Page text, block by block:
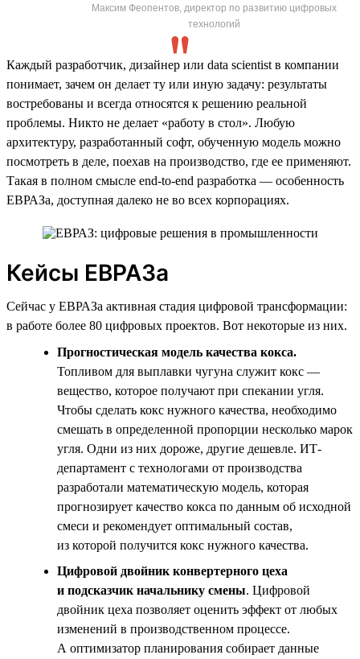
Максим Феопентов, директор по развитию цифровых
технологий
Каждый разработчик, дизайнер или data scientist в компании
понимает, зачем он делает ту или иную задачу: результаты
востребованы и всегда относятся к решению реальной
проблемы. Никто не делает «работу в стол». Любую
архитектуру, разработанный софт, обученную модель можно
посмотреть в деле, поехав на производство, где ее применяют.
Такая в полном смысле end-to-end разработка — особенность
ЕВРАЗа, доступная далеко не во всех корпорациях.
Кейсы ЕВРАЗа
Сейчас у ЕВРАЗа активная стадия цифровой трансформации:
в работе более 80 цифровых проектов. Вот некоторые из них.
Прогностическая модель качества кокса.
Топливом для выплавки чугуна служит кокс —
вещество, которое получают при спекании угля.
Чтобы сделать кокс нужного качества, необходимо
смешать в определенной пропорции несколько марок
угля. Одни из них дороже, другие дешевле. ИТ-
департамент с технологами от производства
разработали математическую модель, которая
прогнозирует качество кокса по данным об исходной
смеси и рекомендует оптимальный состав,
из которой получится кокс нужного качества.
Цифровой двойник конвертерного цеха
и подсказчик начальнику смены. Цифровой
двойник цеха позволяет оценить эффект от любых
изменений в производственном процессе.
А оптимизатор планирования собирает данные